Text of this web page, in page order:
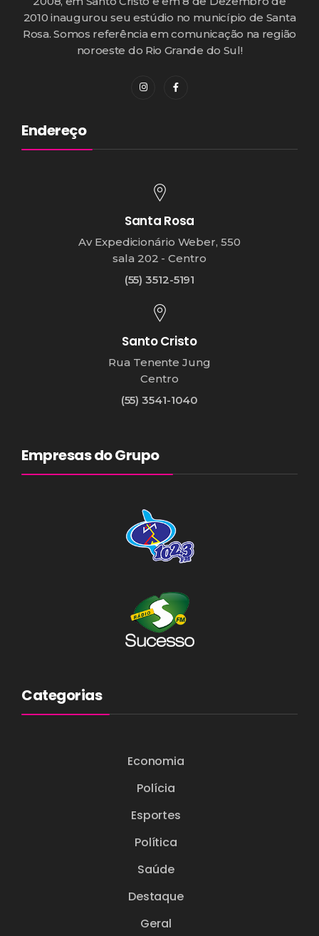
2010 inaugurou seu estúdio no município de Santa
Rosa. Somos referência em comunicação na região
noroeste do Rio Grande do Sul!
Endereço
Santa Rosa
Av Expedicionário Weber, 550
sala 202 - Centro
(55) 3512-5191
Santo Cristo
Rua Tenente Jung
Centro
(55) 3541-1040
Empresas do Grupo
Categorias
Economia
Polícia
Esportes
Política
Saúde
Destaque
Geral